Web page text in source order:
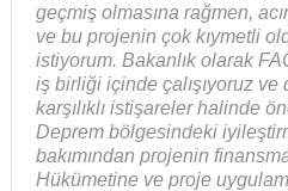
geçmiş olmasına rağmen,
ve bu projenin çok kıymetli
istiyorum. Bakanlık olarak
iş birliği içinde çalışıyoruz
karşılıklı istişareler halinde
Deprem bölgesindeki
bakımından projenin
Hükümetine ve proje